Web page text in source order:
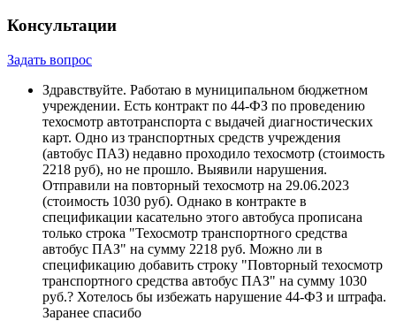
Консультации
Задать вопрос
Здравствуйте. Работаю в муниципальном бюджетном
учреждении. Есть контракт по 44-ФЗ по проведению
техосмотр автотранспорта с выдачей диагностических
карт. Одно из транспортных средств учреждения
(автобус ПАЗ) недавно проходило техосмотр (стоимость
2218 руб), но не прошло. Выявили нарушения.
Отправили на повторный техосмотр на 29.06.2023
(стоимость 1030 руб). Однако в контракте в
спецификации касательно этого автобуса прописана
только строка "Техосмотр транспортного средства
автобус ПАЗ" на сумму 2218 руб. Можно ли в
спецификацию добавить строку "Повторный техосмотр
транспортного средства автобус ПАЗ" на сумму 1030
руб.? Хотелось бы избежать нарушение 44-ФЗ и штрафа.
Заранее спасибо